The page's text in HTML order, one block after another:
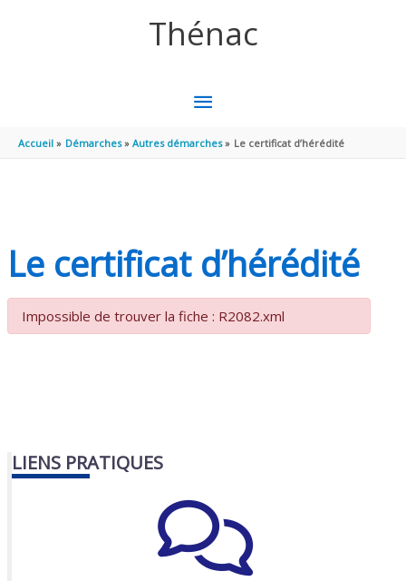
Thénac
MENU
PRINCIPAL
Accueil Démarches Autres démarches Le certificat d’hérédité
Le certificat d’hérédité
Impossible de trouver la fiche : R2082.xml
LIENS PRATIQUES